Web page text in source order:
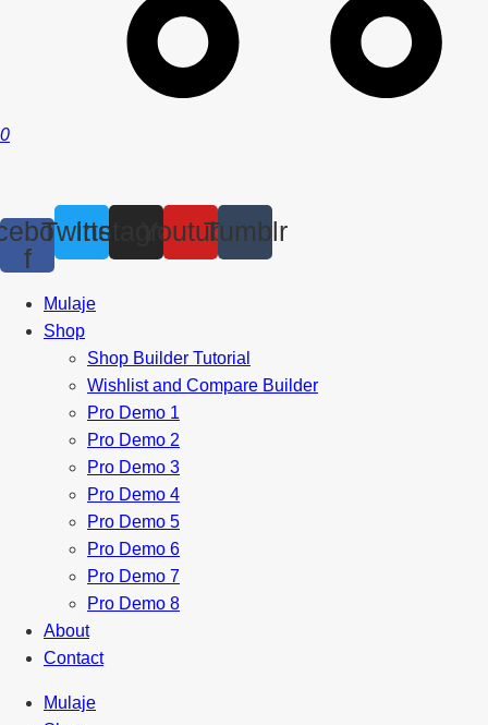
0
f
TwitterInstagramYoutubeTumblr
Mulaje
Shop
Shop Builder Tutorial
Wishlist and Compare Builder
Pro Demo 1
Pro Demo 2
Pro Demo 3
Pro Demo 4
Pro Demo 5
Pro Demo 6
Pro Demo 7
Pro Demo 8
About
Contact
Mulaje